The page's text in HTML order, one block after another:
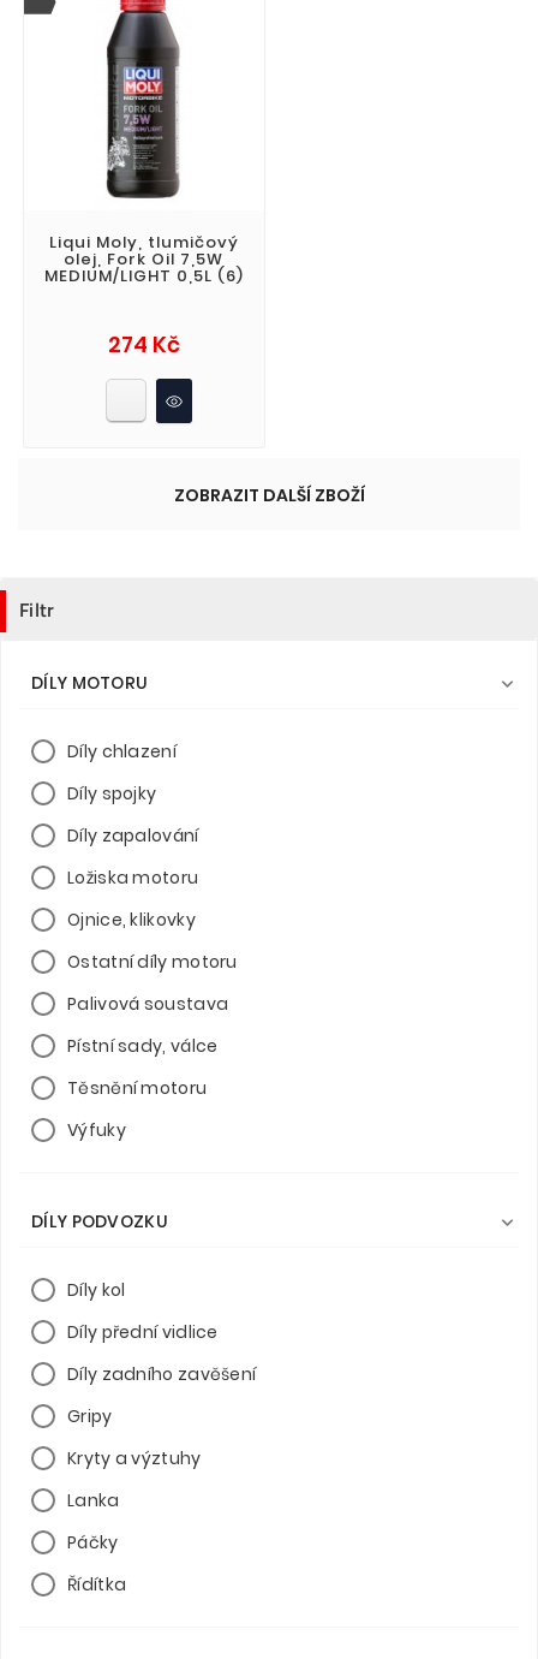
Liqui Moly, tlumičový
olej, Fork Oil 7,5W
MEDIUM/LIGHT 0,5L (6)
274 KčCena
ZOBRAZIT DALŠÍ ZBOŽÍ
Filtr
DÍLY MOTORU 
Díly chlazení
Díly spojky
Díly zapalování
Ložiska motoru
Ojnice, klikovky
Ostatní díly motoru
Palivová soustava
Pístní sady, válce
Těsnění motoru
Výfuky
DÍLY PODVOZKU 
Díly kol
Díly přední vidlice
Díly zadního zavěšení
Gripy
Kryty a výztuhy
Lanka
Páčky
Řídítka